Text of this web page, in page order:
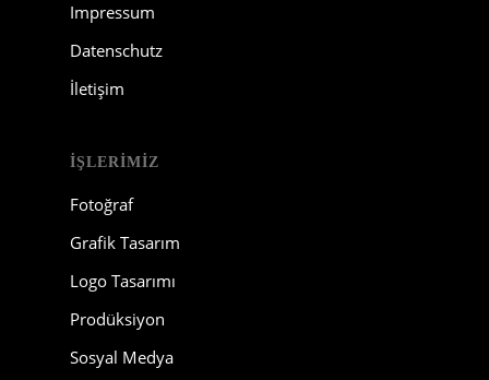
Impressum
Datenschutz
İletişim
İŞLERIMIZ
Fotoğraf
Grafik Tasarım
Logo Tasarımı
Prodüksiyon
Sosyal Medya